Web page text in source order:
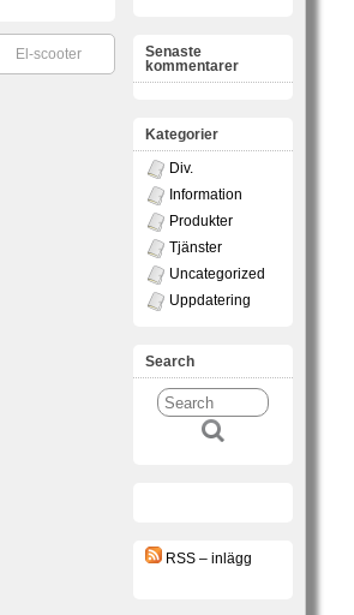
El-scooter
Senaste
kommentarer
Kategorier
Div.
Information
Produkter
Tjänster
Uncategorized
Uppdatering
Search
RSS – inlägg